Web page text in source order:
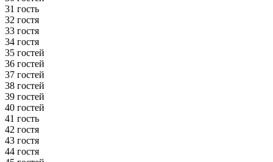
31 гость
32 гостя
33 гостя
34 гостя
35 гостей
36 гостей
37 гостей
38 гостей
39 гостей
40 гостей
41 гость
42 гостя
43 гостя
44 гостя